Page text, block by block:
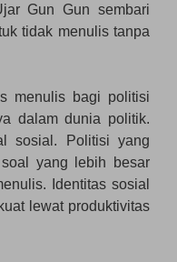
Gun Gun sembari
tidak menulis tanpa
menulis bagi politisi
dalam dunia politik.
sosial. Politisi yang
yang lebih besar
Identitas sosial
lewat produktivitas